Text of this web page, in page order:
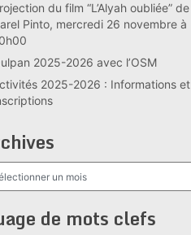
du film “L’Alyah oubliée”
Pinto, mercredi 26 novembre à
2025-2026 avec l’OSM
2025-2026 : Informations et
de mots clefs